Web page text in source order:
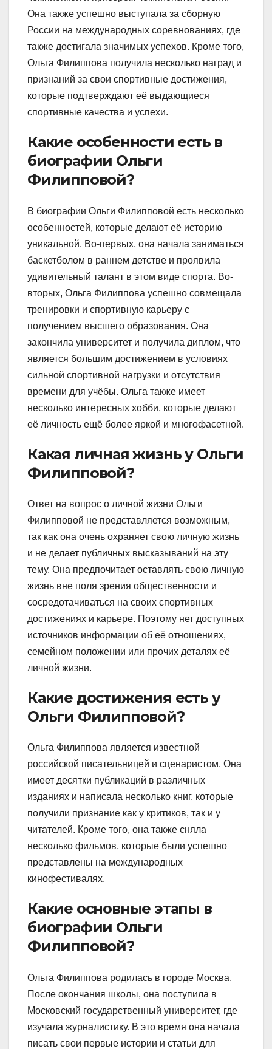
Она также успешно выступала за сборную
России на международных соревнованиях, где
также достигала значимых успехов. Кроме того,
Ольга Филиппова получила несколько наград и
признаний за свои спортивные достижения,
которые подтверждают её выдающиеся
спортивные качества и успехи.
Какие особенности есть в
биографии Ольги
Филипповой?
В биографии Ольги Филипповой есть несколько
особенностей, которые делают её историю
уникальной. Во-первых, она начала заниматься
баскетболом в раннем детстве и проявила
удивительный талант в этом виде спорта. Во-
вторых, Ольга Филиппова успешно совмещала
тренировки и спортивную карьеру с
получением высшего образования. Она
закончила университет и получила диплом, что
является большим достижением в условиях
сильной спортивной нагрузки и отсутствия
времени для учёбы. Ольга также имеет
несколько интересных хобби, которые делают
её личность ещё более яркой и многофасетной.
Какая личная жизнь у Ольги
Филипповой?
Ответ на вопрос о личной жизни Ольги
Филипповой не представляется возможным,
так как она очень охраняет свою личную жизнь
и не делает публичных высказываний на эту
тему. Она предпочитает оставлять свою личную
жизнь вне поля зрения общественности и
сосредотачиваться на своих спортивных
достижениях и карьере. Поэтому нет доступных
источников информации об её отношениях,
семейном положении или прочих деталях её
личной жизни.
Какие достижения есть у
Ольги Филипповой?
Ольга Филиппова является известной
российской писательницей и сценаристом. Она
имеет десятки публикаций в различных
изданиях и написала несколько книг, которые
получили признание как у критиков, так и у
читателей. Кроме того, она также сняла
несколько фильмов, которые были успешно
представлены на международных
кинофестивалях.
Какие основные этапы в
биографии Ольги
Филипповой?
Ольга Филиппова родилась в городе Москва.
После окончания школы, она поступила в
Московский государственный университет, где
изучала журналистику. В это время она начала
писать свои первые истории и статьи для